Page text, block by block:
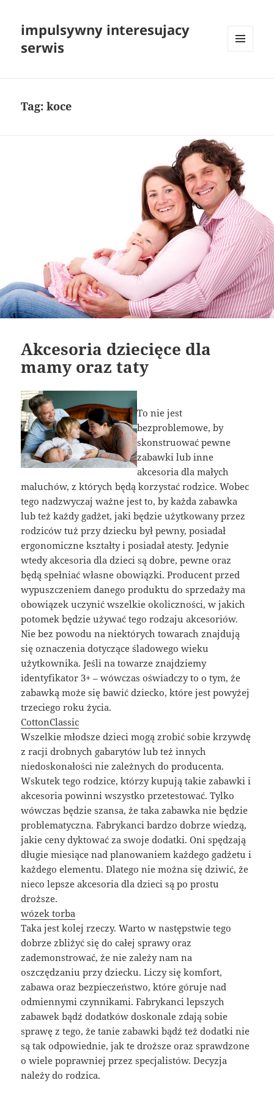
impulsywny interesujacy
serwis
Tag:koce
Akcesoria dziecięce dla
mamy oraz taty
To nie jest
bezproblemowe, by
skonstruować pewne
zabawki lub inne
akcesoria dla małych
maluchów, z których będą korzystać rodzice. Wobec
tego nadzwyczaj ważne jest to, by każda zabawka
lub też każdy gadżet, jaki będzie użytkowany przez
rodziców tuż przy dziecku był pewny, posiadał
ergonomiczne kształty i posiadał atesty. Jedynie
wtedy akcesoria dla dzieci są dobre, pewne oraz
będą spełniać własne obowiązki. Producent przed
wypuszczeniem danego produktu do sprzedaży ma
obowiązek uczynić wszelkie okoliczności, w jakich
potomek będzie używać tego rodzaju akcesoriów.
Nie bez powodu na niektórych towarach znajdują
się oznaczenia dotyczące śladowego wieku
użytkownika. Jeśli na towarze znajdziemy
identyfikator 3+ – wówczas oświadczy to o tym, że
zabawką może się bawić dziecko, które jest powyżej
trzeciego roku życia.
CottonClassic
Wszelkie młodsze dzieci mogą zrobić sobie krzywdę
z racji drobnych gabarytów lub też innych
niedoskonałości nie zależnych do producenta.
Wskutek tego rodzice, którzy kupują takie zabawki i
akcesoria powinni wszystko przetestować. Tylko
wówczas będzie szansa, że taka zabawka nie będzie
problematyczna. Fabrykanci bardzo dobrze wiedzą,
jakie ceny dyktować za swoje dodatki. Oni spędzają
długie miesiące nad planowaniem każdego gadżetu i
każdego elementu. Dlatego nie można się dziwić, że
nieco lepsze akcesoria dla dzieci są po prostu
droższe.
wózek torba
Taka jest kolej rzeczy. Warto w następstwie tego
dobrze zbliżyć się do całej sprawy oraz
zademonstrować, że nie zależy nam na
oszczędzaniu przy dziecku. Liczy się komfort,
zabawa oraz bezpieczeństwo, które góruje nad
odmiennymi czynnikami. Fabrykanci lepszych
zabawek bądź dodatków doskonale zdają sobie
sprawę z tego, że tanie zabawki bądź też dodatki nie
są tak odpowiednie, jak te droższe oraz sprawdzone
o wiele poprawniej przez specjalistów. Decyzja
należy do rodzica.